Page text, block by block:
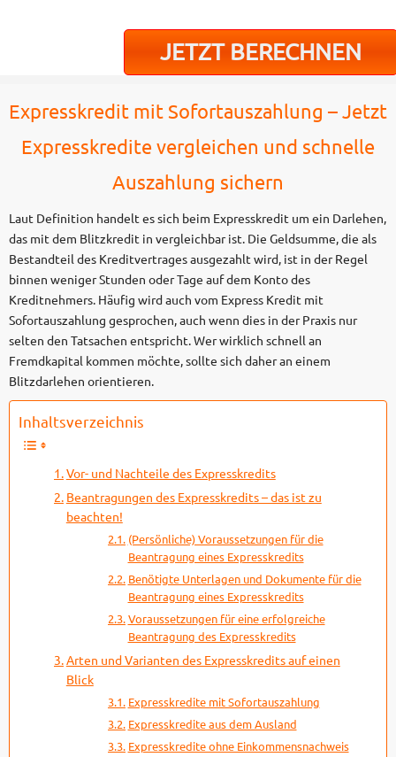
Expresskredit mit Sofortauszahlung – Jetzt
Expresskredite vergleichen und schnelle
Auszahlung sichern
Laut Definition handelt es sich beim Expresskredit um ein Darlehen,
das mit dem Blitzkredit in vergleichbar ist. Die Geldsumme, die als
Bestandteil des Kreditvertrages ausgezahlt wird, ist in der Regel
binnen weniger Stunden oder Tage auf dem Konto des
Kreditnehmers. Häufig wird auch vom Express Kredit mit
Sofortauszahlung gesprochen, auch wenn dies in der Praxis nur
selten den Tatsachen entspricht. Wer wirklich schnell an
Fremdkapital kommen möchte, sollte sich daher an einem
Blitzdarlehen orientieren.
Inhaltsverzeichnis
Vor- und Nachteile des Expresskredits
Beantragungen des Expresskredits – das ist zu
beachten!
(Persönliche) Voraussetzungen für die
Beantragung eines Expresskredits
Benötigte Unterlagen und Dokumente für die
Beantragung eines Expresskredits
Voraussetzungen für eine erfolgreiche
Beantragung des Expresskredits
Arten und Varianten des Expresskredits auf einen
Blick
Expresskredite mit Sofortauszahlung
Expresskredite aus dem Ausland
Expresskredite ohne Einkommensnachweis